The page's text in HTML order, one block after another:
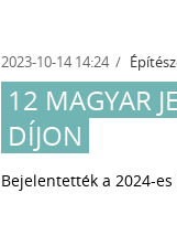
2023-10-14 14:24
12 MAGYAR
DÍJON
Bejelentették a 2024-